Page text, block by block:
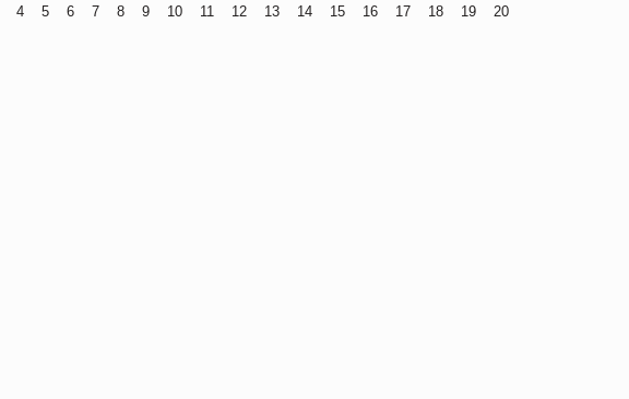
4 5 6 7 8 9 10 11 12 13 14 15 16 17 18 19 20